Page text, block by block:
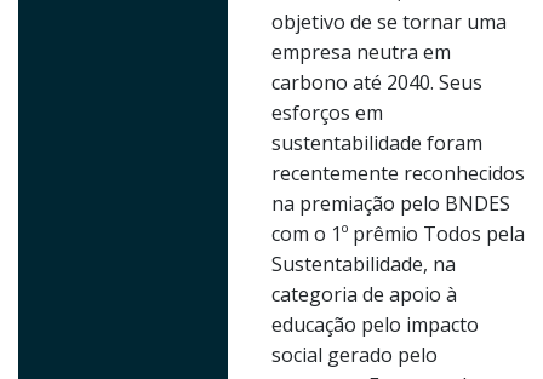
objetivo de se tornar uma
empresa neutra em
carbono até 2040. Seus
esforços em
sustentabilidade foram
recentemente reconhecidos
na premiação pelo BNDES
com o 1º prêmio Todos pela
Sustentabilidade, na
categoria de apoio à
educação pelo impacto
social gerado pelo